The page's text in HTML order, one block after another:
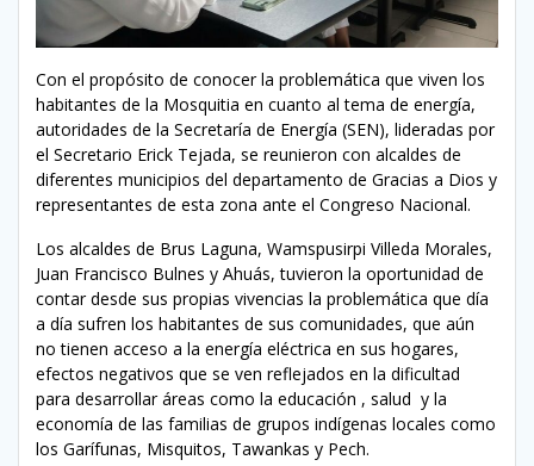
Con el propósito de conocer la problemática que viven los
habitantes de la Mosquitia en cuanto al tema de energía,
autoridades de la Secretaría de Energía (SEN), lideradas por
el Secretario Erick Tejada, se reunieron con alcaldes de
diferentes municipios del departamento de Gracias a Dios y
representantes de esta zona ante el Congreso Nacional.
Los alcaldes de Brus Laguna, Wamspusirpi Villeda Morales,
Juan Francisco Bulnes y Ahuás, tuvieron la oportunidad de
contar desde sus propias vivencias la problemática que día
a día sufren los habitantes de sus comunidades, que aún
no tienen acceso a la energía eléctrica en sus hogares,
efectos negativos que se ven reflejados en la dificultad
para desarrollar áreas como la educación , salud y la
economía de las familias de grupos indígenas locales como
los Garífunas, Misquitos, Tawankas y Pech.